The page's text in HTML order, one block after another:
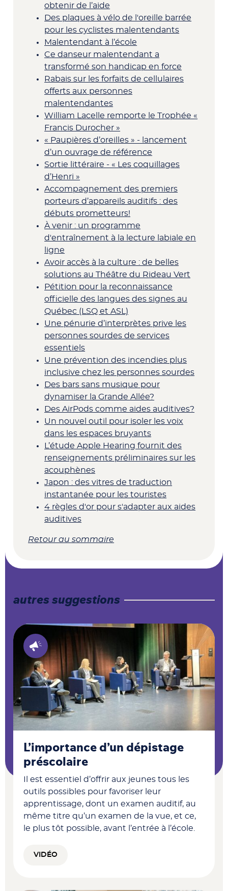
obtenir de l’aide
Des plaques à vélo de l'oreille barrée
pour les cyclistes malentendants
Malentendant à l’école
Ce danseur malentendant a
transformé son handicap en force
Rabais sur les forfaits de cellulaires
offerts aux personnes
malentendantes
William Lacelle remporte le Trophée «
Francis Durocher »
« Paupières d’oreilles » - lancement
d’un ouvrage de référence
Sortie littéraire - « Les coquillages
d’Henri »
Accompagnement des premiers
porteurs d’appareils auditifs : des
débuts prometteurs!
À venir : un programme
d'entraînement à la lecture labiale en
ligne
Avoir accès à la culture : de belles
solutions au Théâtre du Rideau Vert
Pétition pour la reconnaissance
officielle des langues des signes au
Québec (LSQ et ASL)
Une pénurie d’interprètes prive les
personnes sourdes de services
essentiels
Une prévention des incendies plus
inclusive chez les personnes sourdes
Des bars sans musique pour
dynamiser la Grande Allée?
Des AirPods comme aides auditives?
Un nouvel outil pour isoler les voix
dans les espaces bruyants
L’étude Apple Hearing fournit des
renseignements préliminaires sur les
acouphènes
Japon : des vitres de traduction
instantanée pour les touristes
4 règles d'or pour s'adapter aux aides
auditives
Retour au sommaire
autres suggestions
L’importance d’un dépistage
préscolaire
Il est essentiel d’offrir aux jeunes tous les
outils possibles pour favoriser leur
apprentissage, dont un examen auditif, au
même titre qu’un examen de la vue, et ce,
le plus tôt possible, avant l’entrée à l’école.
VIDÉO